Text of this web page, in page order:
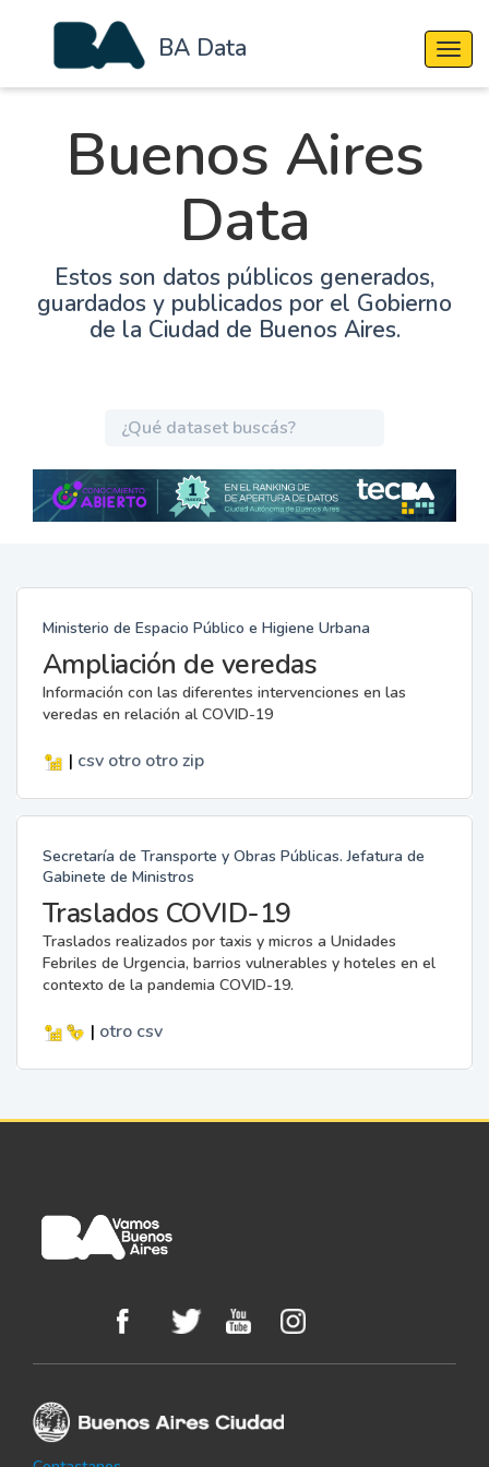
BA Data
Buenos Aires
Data
Estos son datos públicos generados,
guardados y publicados por el Gobierno
de la Ciudad de Buenos Aires.
Ministerio de Espacio Público e Higiene Urbana
Ampliación de veredas
Información con las diferentes intervenciones en las
veredas en relación al COVID-19
| csv otro otro zip
Secretaría de Transporte y Obras Públicas. Jefatura de
Gabinete de Ministros
Traslados COVID-19
Traslados realizados por taxis y micros a Unidades
Febriles de Urgencia, barrios vulnerables y hoteles en el
contexto de la pandemia COVID-19.
| otro csv